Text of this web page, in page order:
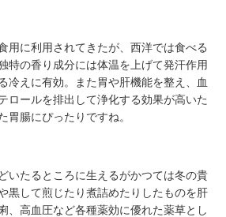
用に利用されてきたが、西洋では食べる
特の香り成分には体温を上げて発汗作用
冷えに有効。また胃や肝機能を整え、血
ロールを排出して浄化する効果が高いた
胃腸にぴったりですね。
いたるところに生えるがかつては冬の貴
黒して煎じたり煮詰めたりしたものを肝
、高血圧など各種薬効に優れた薬草とし